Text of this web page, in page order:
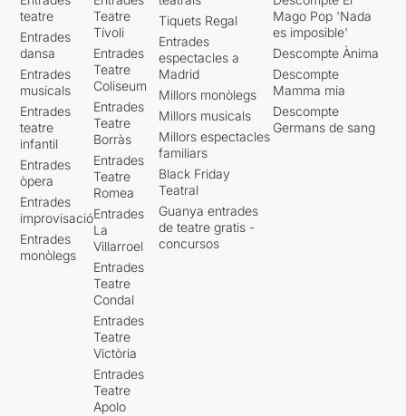
teatre
Entrades
dansa
Entrades
musicals
Entrades
teatre
infantil
Entrades
òpera
Entrades
improvisació
Entrades
monòlegs
Teatre
Tívoli
Entrades
Teatre
Coliseum
Entrades
Teatre
Borràs
Entrades
Teatre
Romea
Entrades
La
Villarroel
Entrades
Teatre
Condal
Entrades
Teatre
Victòria
Entrades
Teatre
Apolo
Tiquets Regal
Entrades
espectacles a
Madrid
Millors monòlegs
Millors musicals
Millors espectacles
familiars
Black Friday
Teatral
Guanya entrades
de teatre gratis -
concursos
Mago Pop 'Nada
es imposible'
Descompte Ànima
Descompte
Mamma mia
Descompte
Germans de sang